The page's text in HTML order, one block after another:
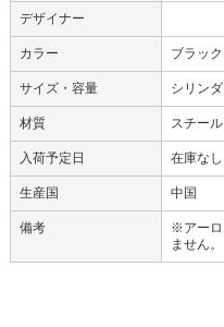
デザイナー
カラー ブラッ
サイズ・容量 シリン
材質 スチー
入荷予定日 在庫な
生産国 中国
備考
※アーロ
ません